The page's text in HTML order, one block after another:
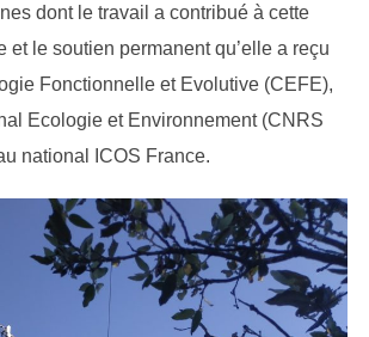
dont le travail a contribué à cette
et le soutien permanent qu’elle a reçu
Fonctionnelle et Evolutive (CEFE),
Ecologie et Environnement (CNRS
national ICOS France.